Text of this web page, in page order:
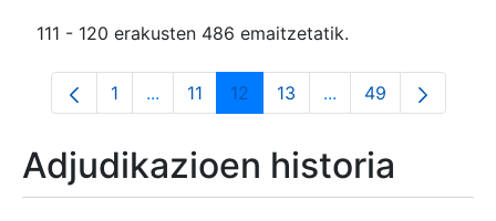
111 - 120 erakusten 486 emaitzetatik.
Orrialdea
1 ...Intermediate Pages Use TAB to navigate.
Orrialdea
11 Orrialdea
12 Orrialdea
13 ...Intermediate
Orrialdea
49
Adjudikazioen historia